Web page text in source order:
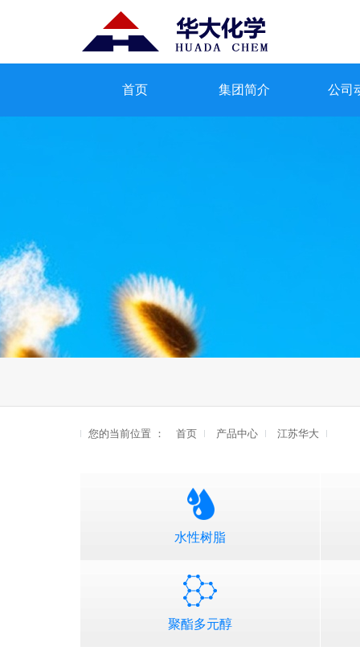
首页 集团简介 公司
您的当前位置 ： 首页 产品中心 江苏华大
水性树脂
聚酯多元醇